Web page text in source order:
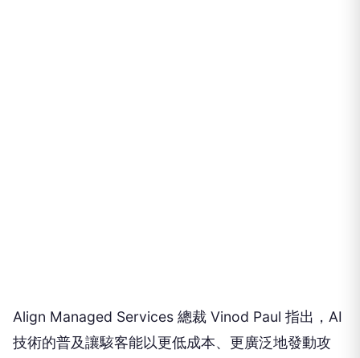
Align Managed Services 總裁 Vinod Paul 指出，AI
技術的普及讓駭客能以更低成本、更廣泛地發動攻